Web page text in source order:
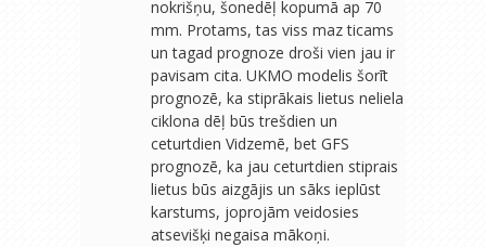
nokrišņu, šonedēļ kopumā ap 70
mm. Protams, tas viss maz ticams
un tagad prognoze droši vien jau ir
pavisam cita. UKMO modelis šorīt
prognozē, ka stiprākais lietus neliela
ciklona dēļ būs trešdien un
ceturtdien Vidzemē, bet GFS
prognozē, ka jau ceturtdien stiprais
lietus būs aizgājis un sāks ieplūst
karstums, joprojām veidosies
atsevišķi negaisa mākoņi.